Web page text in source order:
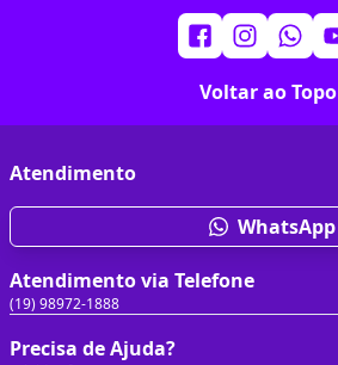
Voltar ao Topo
Atendimento
WhatsApp
Atendimento via Telefone
(19) 98972-1888
Precisa de Ajuda?